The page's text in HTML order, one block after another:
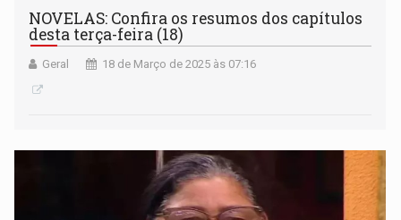
NOVELAS: Confira os resumos dos capítulos
desta terça-feira (18)
Geral 18 de Março de 2025 às 07:16